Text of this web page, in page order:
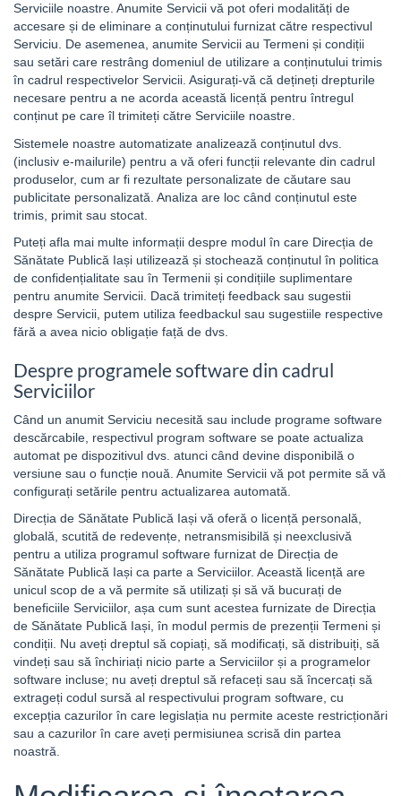
Serviciile noastre. Anumite Servicii vă pot oferi modalități de
accesare și de eliminare a conținutului furnizat către respectivul
Serviciu. De asemenea, anumite Servicii au Termeni și condiții
sau setări care restrâng domeniul de utilizare a conținutului trimis
în cadrul respectivelor Servicii. Asigurați-vă că dețineți drepturile
necesare pentru a ne acorda această licență pentru întregul
conținut pe care îl trimiteți către Serviciile noastre.
Sistemele noastre automatizate analizează conținutul dvs.
(inclusiv e-mailurile) pentru a vă oferi funcții relevante din cadrul
produselor, cum ar fi rezultate personalizate de căutare sau
publicitate personalizată. Analiza are loc când conținutul este
trimis, primit sau stocat.
Puteți afla mai multe informații despre modul în care Direcția de
Sănătate Publică Iași utilizează și stochează conținutul în politica
de confidențialitate sau în Termenii și condițiile suplimentare
pentru anumite Servicii. Dacă trimiteți feedback sau sugestii
despre Servicii, putem utiliza feedbackul sau sugestiile respective
fără a avea nicio obligație față de dvs.
Despre programele software din cadrul
Serviciilor
Când un anumit Serviciu necesită sau include programe software
descărcabile, respectivul program software se poate actualiza
automat pe dispozitivul dvs. atunci când devine disponibilă o
versiune sau o funcție nouă. Anumite Servicii vă pot permite să vă
configurați setările pentru actualizarea automată.
Direcția de Sănătate Publică Iași vă oferă o licență personală,
globală, scutită de redevențe, netransmisibilă și neexclusivă
pentru a utiliza programul software furnizat de Direcția de
Sănătate Publică Iași ca parte a Serviciilor. Această licență are
unicul scop de a vă permite să utilizați și să vă bucurați de
beneficiile Serviciilor, așa cum sunt acestea furnizate de Direcția
de Sănătate Publică Iași, în modul permis de prezenții Termeni și
condiții. Nu aveți dreptul să copiați, să modificați, să distribuiți, să
vindeți sau să închiriați nicio parte a Serviciilor și a programelor
software incluse; nu aveți dreptul să refaceți sau să încercați să
extrageți codul sursă al respectivului program software, cu
excepția cazurilor în care legislația nu permite aceste restricționări
sau a cazurilor în care aveți permisiunea scrisă din partea
noastră.